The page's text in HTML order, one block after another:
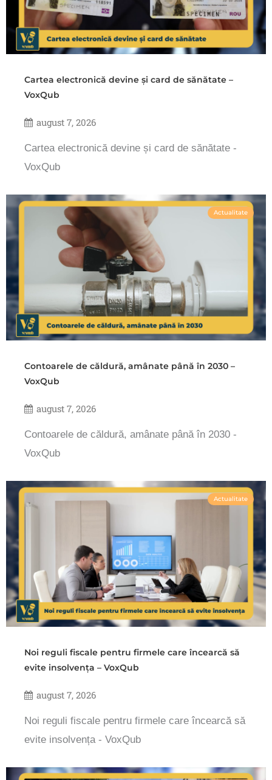
Cartea electronică devine și card de sănătate –
VoxQub
august 7, 2026
Cartea electronică devine și card de sănătate -
VoxQub
Actualitate
Contoarele de căldură, amânate până în 2030 –
VoxQub
august 7, 2026
Contoarele de căldură, amânate până în 2030 -
VoxQub
Actualitate
Noi reguli fiscale pentru firmele care încearcă să
evite insolvența – VoxQub
august 7, 2026
Noi reguli fiscale pentru firmele care încearcă să
evite insolvența - VoxQub